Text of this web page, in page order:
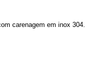
carenagem em inox 304.